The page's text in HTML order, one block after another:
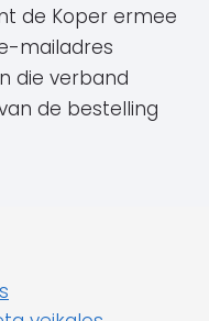
de Koper ermee
mailadres
die verband
de bestelling